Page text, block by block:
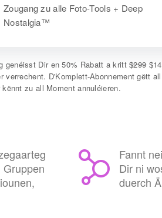
Zougang zu alle Foto-Tools + Deep
Nostalgia™
genéisst Dir en 50% Rabatt a kritt$299
verrechent. D'Komplett-Abonnement gëtt
zu all Moment annuléieren.
Fannt
Dir ni
duerch